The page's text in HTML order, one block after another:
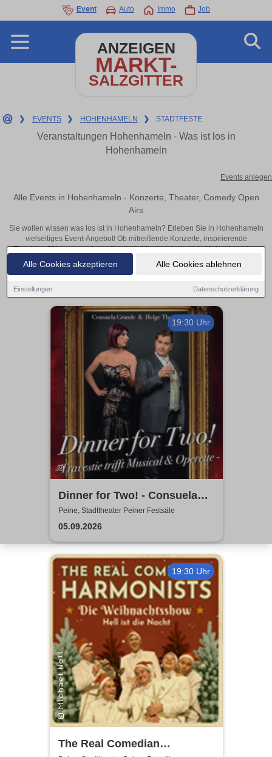
Alle Cookies akzeptieren Alle Cookies ablehnen
Einstellungen Datenschutzerklärung
Event Auto Immo Job
ANZEIGEN
MARKT-
SALZGITTER
❯ EVENTS ❯ HOHENHAMELN ❯ STADTFESTE
Veranstaltungen Hohenhameln - Was ist los in
Hohenhameln
Events anlegen
Alle Events in Hohenhameln - Konzerte, Theater, Comedy Open
Airs
Sie wollen wissen was los ist in Hohenhameln? Erleben Sie in Hohenhameln
vielseitiges Event-Angebot! Ob mitreißende Konzerte, inspirierende
Theateraufführungen oder aufregende Veranstaltungen in Hohenhameln –
hier finden alles im Überblick und Tickets.
19:30 Uhr
Dinner for Two! - Consuela
Grand & Helge Thomas
Peine, Stadttheater Peiner Festsäle
05.09.2026
19:30 Uhr
The Real Comedian